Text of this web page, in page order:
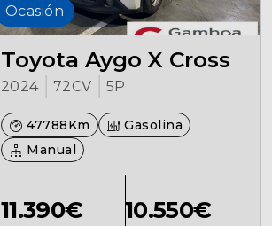
Ocasión
Toyota Aygo X Cross
2024 72CV 5P
47788Km
Gasolina
Manual
11.390€ 10.550€